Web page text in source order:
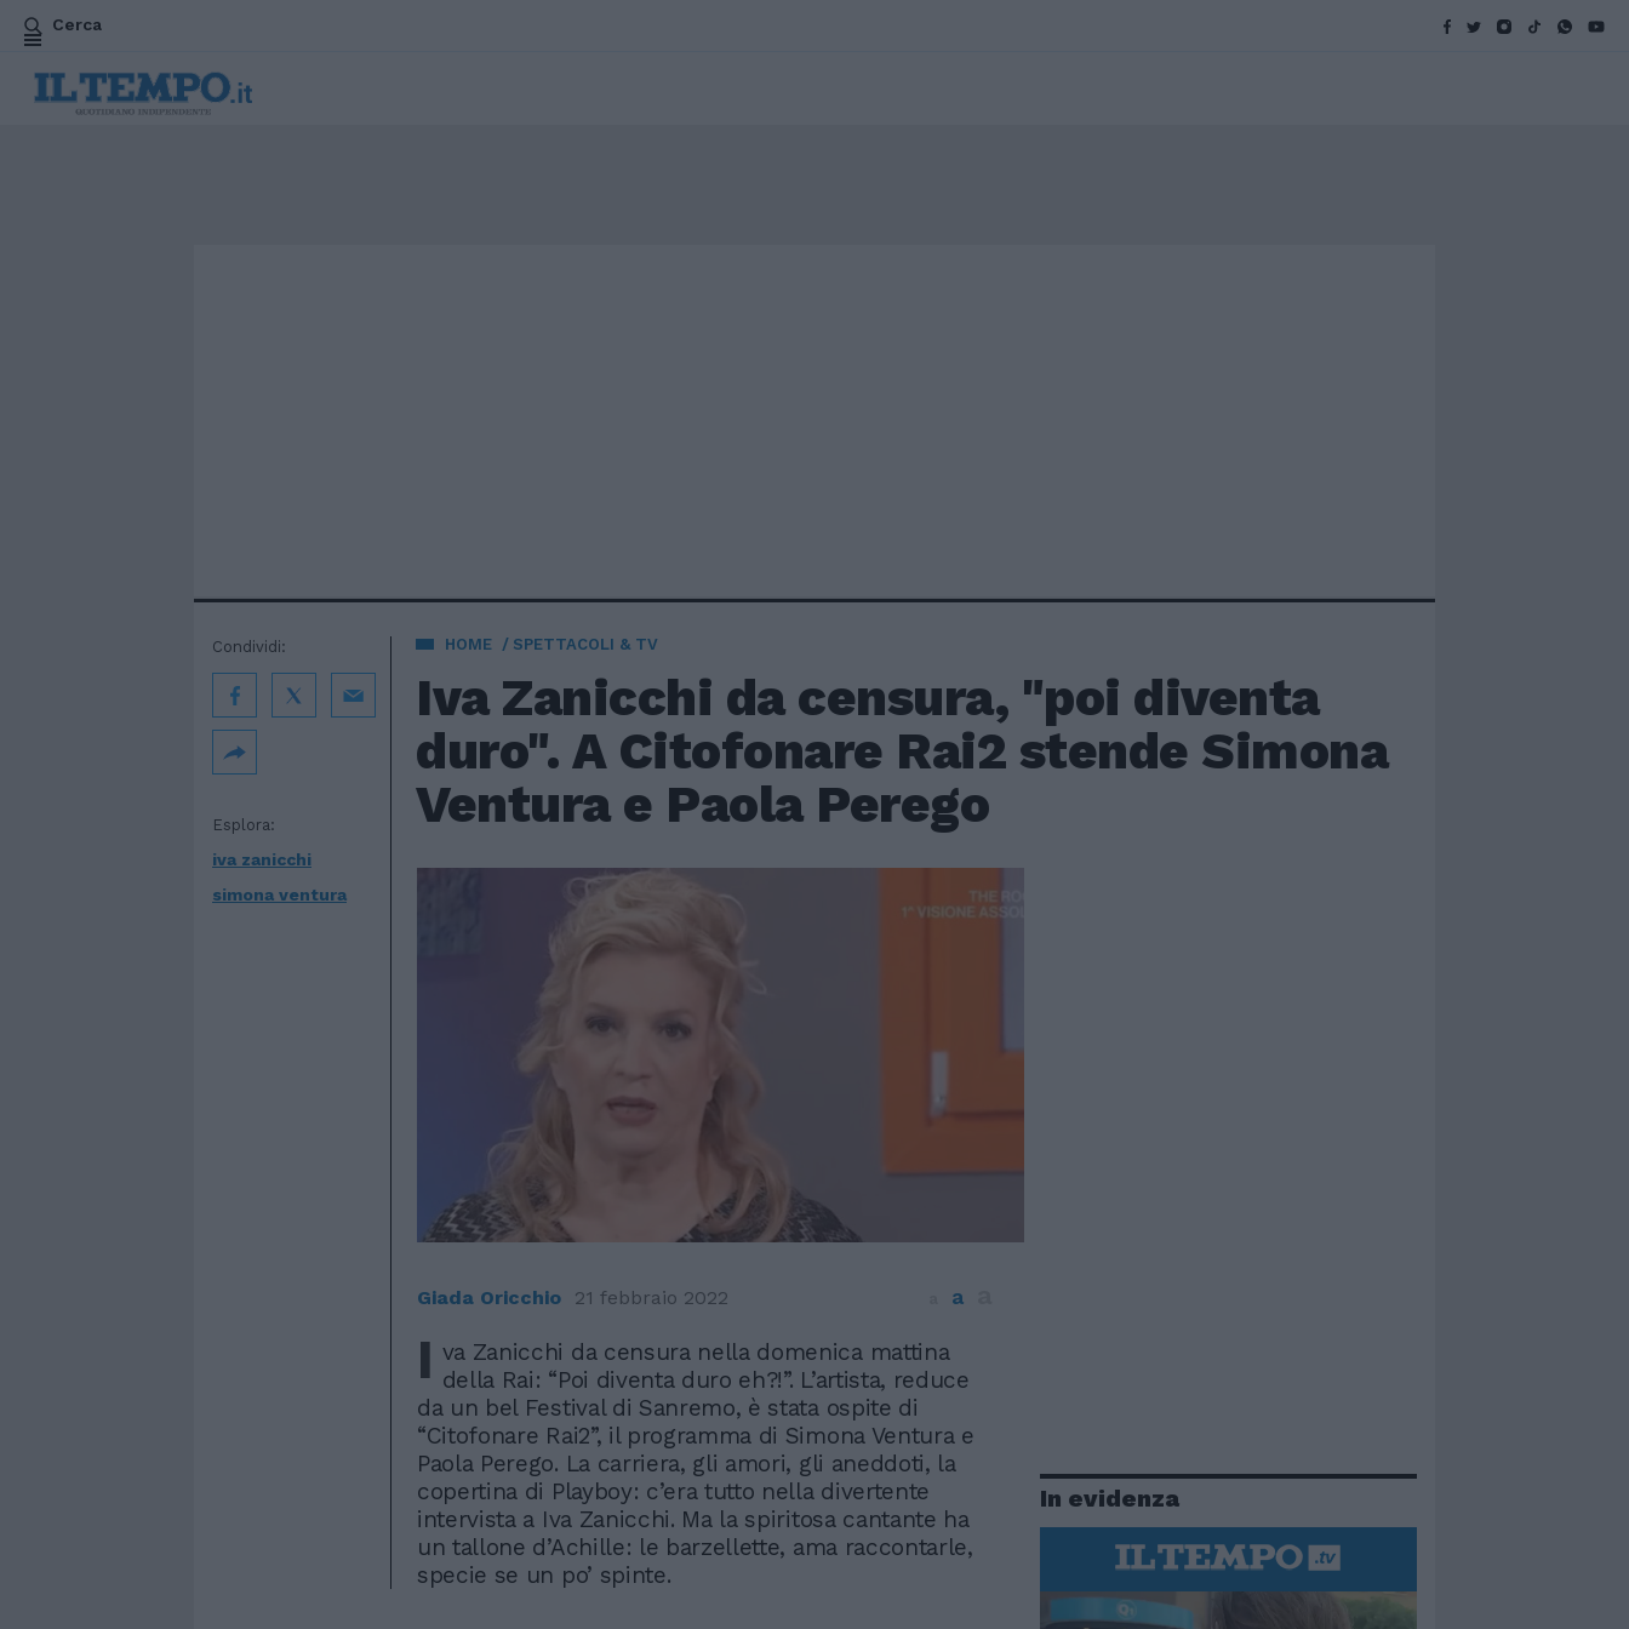
Cerca
HOME SPETTACOLI & TV
Iva Zanicchi da censura, "poi diventa
duro". A Citofonare Rai2 stende Simona
Ventura e Paola Perego
Esplora:
iva zanicchi
simona ventura
Condividi:
Giada Oricchio 21 febbraio 2022 a
I va Zanicchi da censura nella domenica mattina
della Rai: “Poi diventa duro eh?!”. L’artista, reduce
da un bel Festival di Sanremo, è stata ospite di
“Citofonare Rai2”, il programma di Simona Ventura e
Paola Perego. La carriera, gli amori, gli aneddoti, la
copertina di Playboy: c’era tutto nella divertente
intervista a Iva Zanicchi. Ma la spiritosa cantante ha
un tallone d’Achille: le barzellette, ama raccontarle,
specie se un po’ spinte.
In evidenza